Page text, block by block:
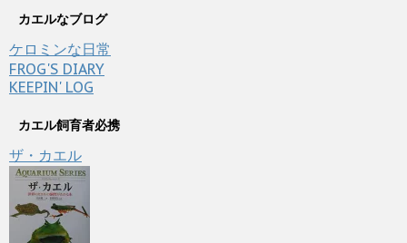
カエルなブログ
ケロミンな日常
FROG'S DIARY
KEEPIN' LOG
カエル飼育者必携
ザ・カエル